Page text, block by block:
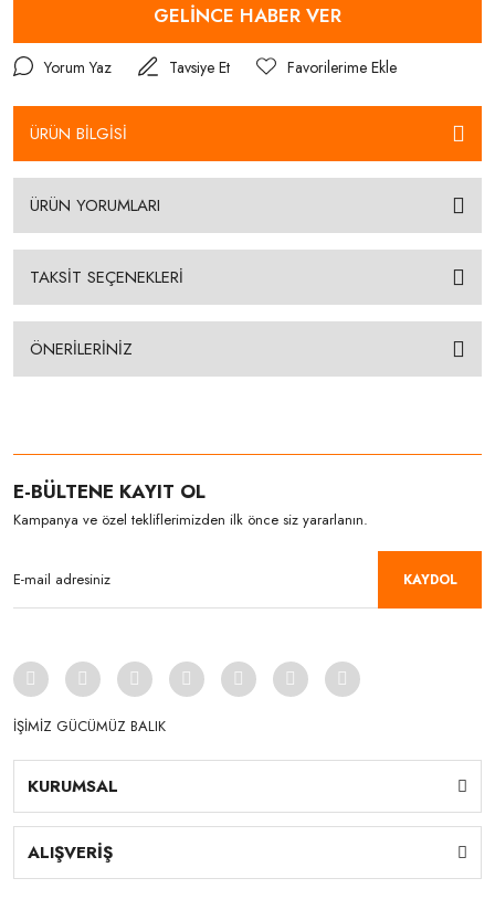
GELİNCE HABER VER
Yorum Yaz Tavsiye Et
ÜRÜN BİLGİSİ
ÜRÜN YORUMLARI
TAKSİT SEÇENEKLERİ
ÖNERİLERİNİZ
E-BÜLTENE KAYIT OL
Kampanya ve özel tekliflerimizden ilk önce siz yararlanın.
KAYDOL
İŞİMİZ GÜCÜMÜZ BALIK
KURUMSAL
ALIŞVERİŞ